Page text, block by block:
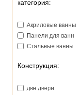
категория:
Акриловые ванны
Панели для ванн
Стальные ванны
Конструкция:
две двери